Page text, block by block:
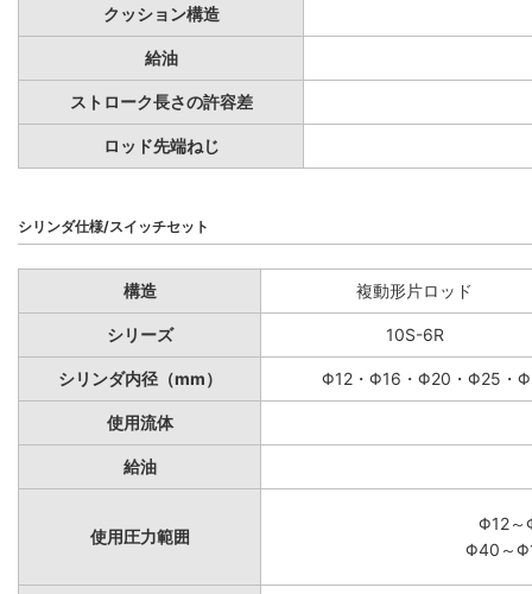
クッション構造
給油
ストローク長さの許容差
ロッド先端ねじ
シリンダ仕様/スイッチセット
構造 複動形片ロッド
シリーズ 10S-6R
シリンダ内径（mm） Φ12・Φ16・Φ20・Φ25・
使用流体
給油
使用圧力範囲
Φ12～
Φ40～